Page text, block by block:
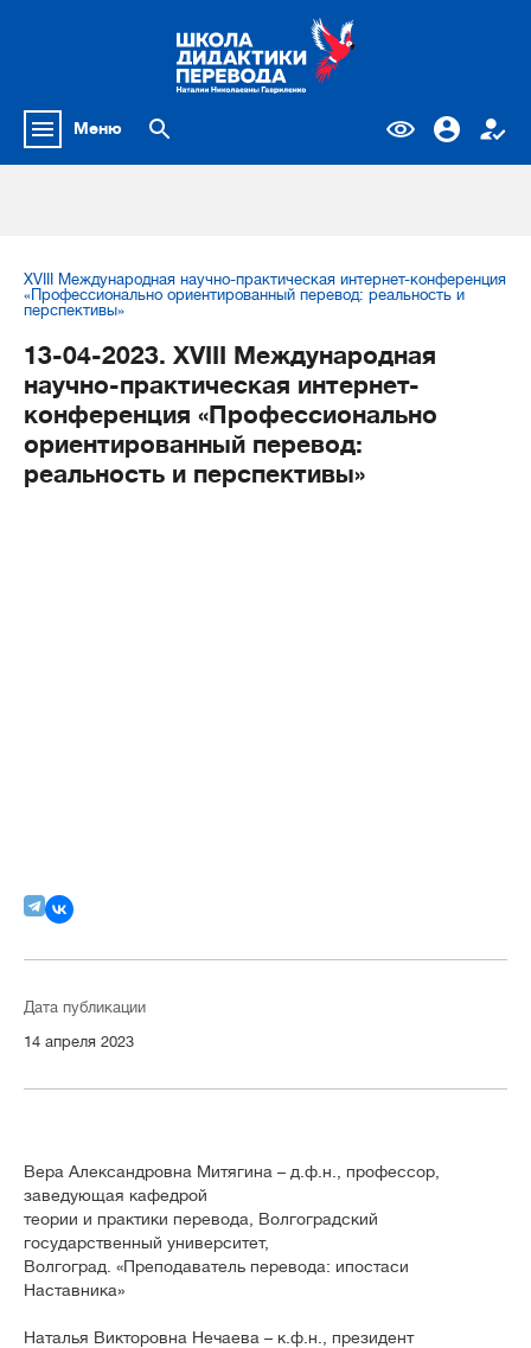
Меню
XVIII Международная научно-практическая интернет-конференция
«Профессионально ориентированный перевод: реальность и
перспективы»
13-04-2023. XVIII Международная
научно-практическая интернет-
конференция «Профессионально
ориентированный перевод:
реальность и перспективы»
Дата публикации
14 апреля 2023
Вера Александровна Митягина – д.ф.н., профессор,
заведующая кафедрой
теории и практики перевода, Волгоградский
государственный университет,
Волгоград. «Преподаватель перевода: ипостаси
Наставника»
Наталья Викторовна Нечаева – к.ф.н., президент